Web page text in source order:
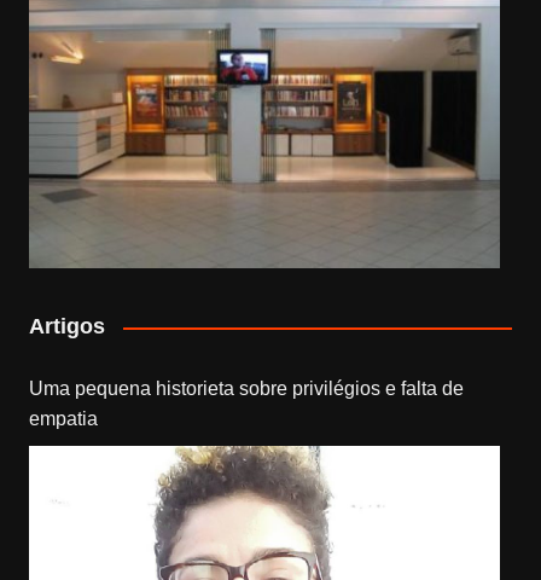
Artigos
Uma pequena historieta sobre privilégios e falta de
empatia